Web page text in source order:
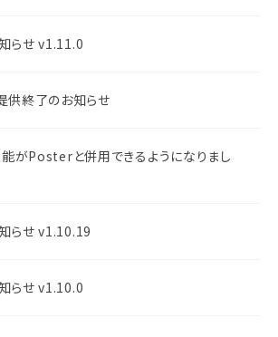
らせ v1.11.0
供終了のお知らせ
能がPosterと併用できるようになりまし
らせ v1.10.19
らせ v1.10.0